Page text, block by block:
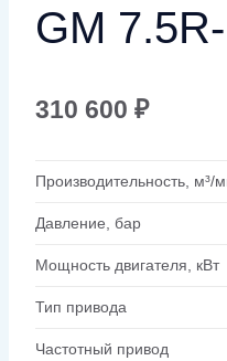
GM
310 600 ₽
Производительность, м³/
Давление, бар
Мощность двигателя, кВт
Тип привода
Частотный привод